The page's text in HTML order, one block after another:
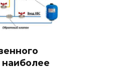
наиболее